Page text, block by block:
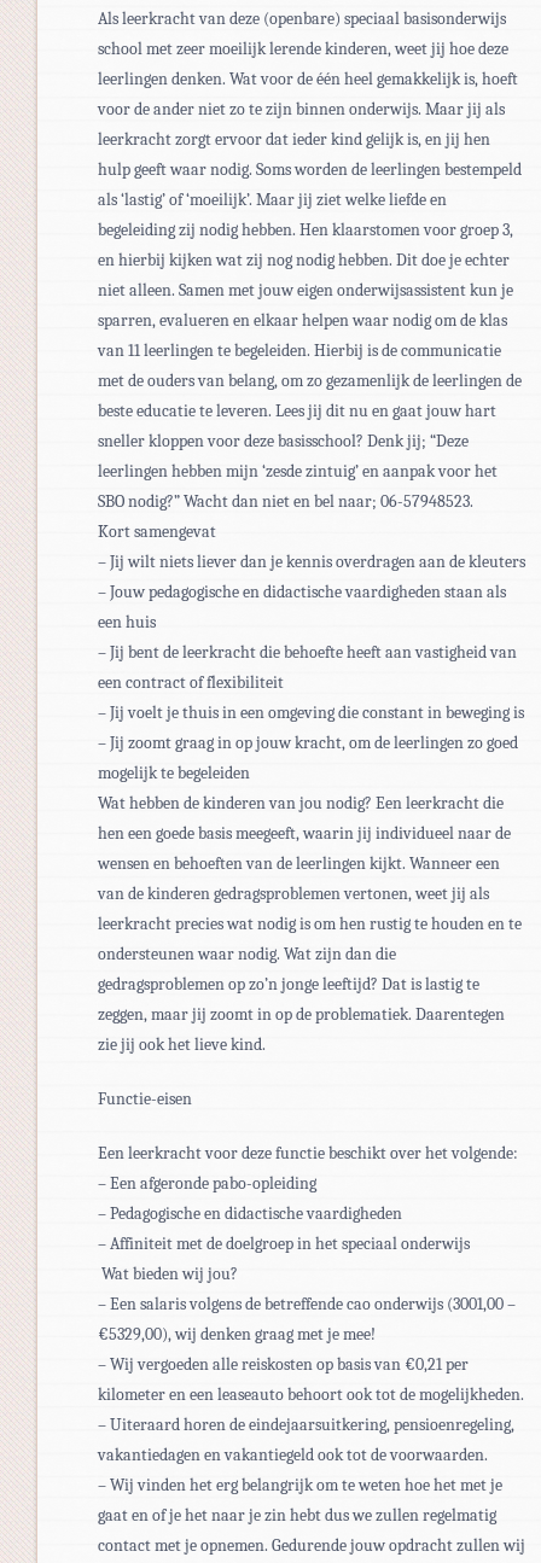
Als leerkracht van deze (openbare) speciaal basisonderwijs
school met zeer moeilijk lerende kinderen, weet jij hoe deze
leerlingen denken. Wat voor de één heel gemakkelijk is, hoeft
voor de ander niet zo te zijn binnen onderwijs. Maar jij als
leerkracht zorgt ervoor dat ieder kind gelijk is, en jij hen
hulp geeft waar nodig. Soms worden de leerlingen bestempeld
als ‘lastig’ of ‘moeilijk’. Maar jij ziet welke liefde en
begeleiding zij nodig hebben. Hen klaarstomen voor groep 3,
en hierbij kijken wat zij nog nodig hebben. Dit doe je echter
niet alleen. Samen met jouw eigen onderwijsassistent kun je
sparren, evalueren en elkaar helpen waar nodig om de klas
van 11 leerlingen te begeleiden. Hierbij is de communicatie
met de ouders van belang, om zo gezamenlijk de leerlingen de
beste educatie te leveren. Lees jij dit nu en gaat jouw hart
sneller kloppen voor deze basisschool? Denk jij; “Deze
leerlingen hebben mijn ‘zesde zintuig’ en aanpak voor het
SBO nodig?” Wacht dan niet en bel naar; 06-57948523.
Kort samengevat
– Jij wilt niets liever dan je kennis overdragen aan de kleuters
– Jouw pedagogische en didactische vaardigheden staan als
een huis
– Jij bent de leerkracht die behoefte heeft aan vastigheid van
een contract of flexibiliteit
– Jij voelt je thuis in een omgeving die constant in beweging is
– Jij zoomt graag in op jouw kracht, om de leerlingen zo goed
mogelijk te begeleiden
Wat hebben de kinderen van jou nodig? Een leerkracht die
hen een goede basis meegeeft, waarin jij individueel naar de
wensen en behoeften van de leerlingen kijkt. Wanneer een
van de kinderen gedragsproblemen vertonen, weet jij als
leerkracht precies wat nodig is om hen rustig te houden en te
ondersteunen waar nodig. Wat zijn dan die
gedragsproblemen op zo’n jonge leeftijd? Dat is lastig te
zeggen, maar jij zoomt in op de problematiek. Daarentegen
zie jij ook het lieve kind.
Functie-eisen
Een leerkracht voor deze functie beschikt over het volgende:
– Een afgeronde pabo-opleiding
– Pedagogische en didactische vaardigheden
– Affiniteit met de doelgroep in het speciaal onderwijs
Wat bieden wij jou?
– Een salaris volgens de betreffende cao onderwijs (3001,00 –
€5329,00), wij denken graag met je mee!
– Wij vergoeden alle reiskosten op basis van €0,21 per
kilometer en een leaseauto behoort ook tot de mogelijkheden.
– Uiteraard horen de eindejaarsuitkering, pensioenregeling,
vakantiedagen en vakantiegeld ook tot de voorwaarden.
– Wij vinden het erg belangrijk om te weten hoe het met je
gaat en of je het naar je zin hebt dus we zullen regelmatig
contact met je opnemen. Gedurende jouw opdracht zullen wij